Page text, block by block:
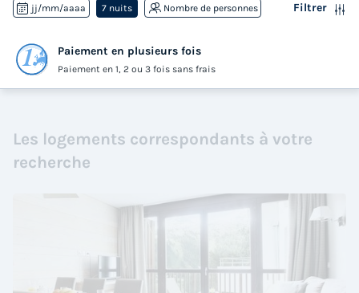
jj/mm/aaaa 7 nuits Nombre de personnes Filtrer
Paiement en plusieurs fois
Paiement en 1, 2 ou 3 fois sans frais
Les logements correspondants à votre
recherche